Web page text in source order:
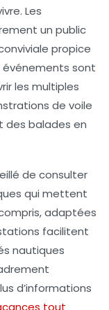
Les
un public
propice
événements sont
les multiples
de voile
des balades en
de consulter
qui mettent
adaptées
facilitent
nautiques
d’informations
tout